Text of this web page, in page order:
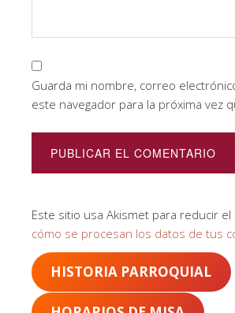
Guarda mi nombre, correo
este navegador para la próxima vez
Este sitio usa Akismet para reducir el
cómo se procesan los datos de tus
HISTORIA PARROQUIAL